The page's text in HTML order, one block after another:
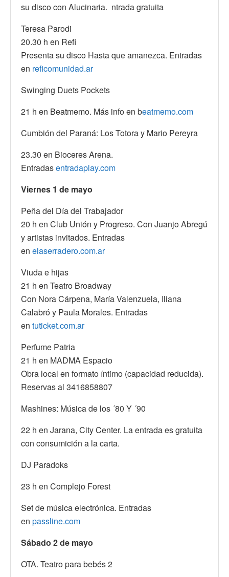
su disco con Alucinaria. ntrada gratuita
Teresa Parodi
20.30 h en Refi
Presenta su disco Hasta que amanezca. Entradas
en reficomunidad.ar
Swinging Duets Pockets
21 h en Beatmemo. Más info en beatmemo.com
Cumbión del Paraná: Los Totora y Mario Pereyra
23.30 en Bioceres Arena.
Entradasentradaplay.com
Viernes 1 de mayo
Peña del Día del Trabajador
20 h en Club Unión y Progreso. Con Juanjo Abregú
y artistas invitados. Entradas
en elaserradero.com.ar
Viuda e hijas
21 h en Teatro Broadway
Con Nora Cárpena, María Valenzuela, Iliana
Calabró y Paula Morales. Entradas
en tuticket.com.ar
Perfume Patria
21 h en MADMA Espacio
Obra local en formato íntimo (capacidad reducida).
Reservas al 3416858807
Mashines: Música de los ´80 Y ´90
22 h en Jarana, City Center. La entrada es gratuita
con consumición a la carta.
DJ Paradoks
23 h en Complejo Forest
Set de música electrónica. Entradas
en passline.com
Sábado 2 de mayo
OTA. Teatro para bebés 2